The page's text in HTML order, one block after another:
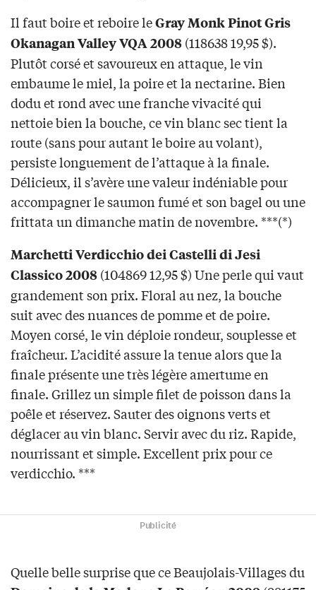
Il faut boire et reboire leGray Monk Pinot Gris
Okanagan Valley VQA 2008 (118638 19,95 $).
Plutôt corsé et savoureux en attaque, le vin
embaume le miel, la poire et la nectarine. Bien
dodu et rond avec une franche vivacité qui
nettoie bien la bouche, ce vin blanc sec tient la
route (sans pour autant le boire au volant),
persiste longuement de l’attaque à la finale.
Délicieux, il s’avère une valeur indéniable pour
accompagner le saumon fumé et son bagel ou une
frittata un dimanche matin de novembre. ***(*)
Marchetti Verdicchio dei Castelli di Jesi
Classico 2008 (104869 12,95 $) Une perle qui vaut
grandement son prix. Floral au nez, la bouche
suit avec des nuances de pomme et de poire.
Moyen corsé, le vin déploie rondeur, souplesse et
fraîcheur. L’acidité assure la tenue alors que la
finale présente une très légère amertume en
finale. Grillez un simple filet de poisson dans la
poêle et réservez. Sauter des oignons verts et
déglacer au vin blanc. Servir avec du riz. Rapide,
nourrissant et simple. Excellent prix pour ce
verdicchio. ***
Publicité
Quelle belle surprise que ce Beaujolais-Villages du